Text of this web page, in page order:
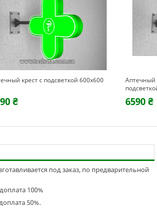
крест с подсветкой 600х600
₴
Аптечный
6590 ₴
под заказ, по предварительной
100%
50%.